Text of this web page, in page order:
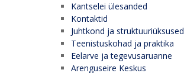
Kantselei ülesanded
Kontaktid
Juhtkond ja struktuuriüksused
Teenistuskohad ja praktika
Eelarve ja tegevusaruanne
Arenguseire Keskus